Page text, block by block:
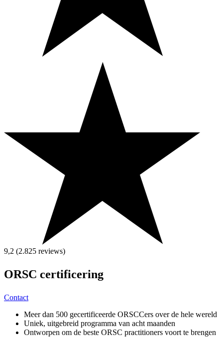
9,2 (2.825 reviews)
ORSC certificering
Contact
Meer dan 500 gecertificeerde ORSCCers over de hele wereld
Uniek, uitgebreid programma van acht maanden
Ontworpen om de beste ORSC practitioners voort te brengen